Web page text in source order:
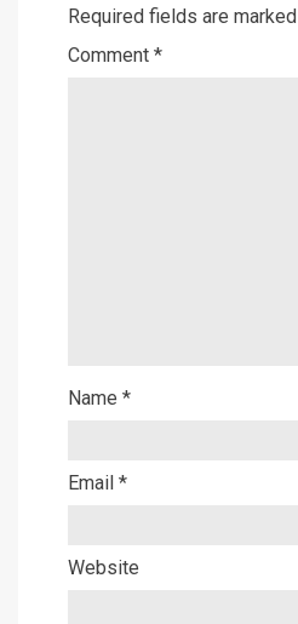
Required fields are marked
Comment *
Name *
Email *
Website